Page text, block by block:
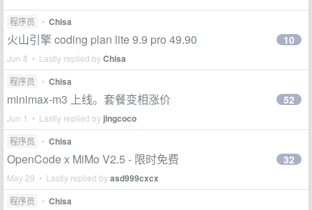
程序员 • Chisa
火山引擎 coding plan lite 9.9 pro 49.90
Jun 8 • Lastly replied byChisa
10
程序员 • Chisa
minimax-m3 上线。套餐变相涨价
Jun 1 • Lastly replied by jingcoco
52
程序员 • Chisa
OpenCode x MiMo V2.5 - 限时免费
May 29 • Lastly replied byasd999cxcx
32
程序员 • Chisa